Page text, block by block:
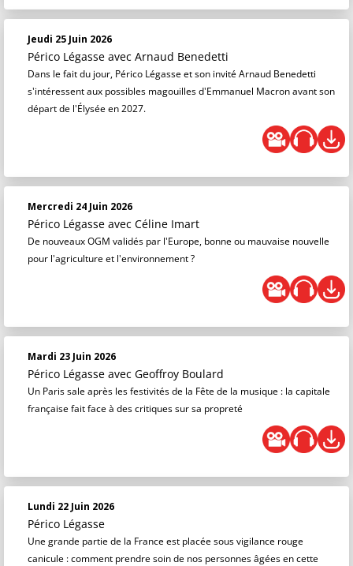
Jeudi 25 Juin 2026
Périco Légasse avec Arnaud Benedetti
Dans le fait du jour, Périco Légasse et son invité Arnaud Benedetti
s'intéressent aux possibles magouilles d'Emmanuel Macron avant son
départ de l'Élysée en 2027.
Mercredi 24 Juin 2026
Périco Légasse avec Céline Imart
De nouveaux OGM validés par l'Europe, bonne ou mauvaise nouvelle
pour l'agriculture et l'environnement ?
Mardi 23 Juin 2026
Périco Légasse avec Geoffroy Boulard
Un Paris sale après les festivités de la Fête de la musique : la capitale
française fait face à des critiques sur sa propreté
Lundi 22 Juin 2026
Périco Légasse
Une grande partie de la France est placée sous vigilance rouge
canicule : comment prendre soin de nos personnes âgées en cette